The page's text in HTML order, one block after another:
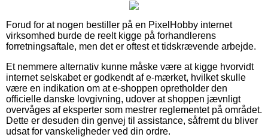
Forud for at nogen bestiller på en PixelHobby internet
virksomhed burde de reelt kigge på forhandlerens
forretningsaftale, men det er oftest et tidskrævende arbejde.
Et nemmere alternativ kunne måske være at kigge hvorvidt
internet selskabet er godkendt af e-mærket, hvilket skulle
være en indikation om at e-shoppen opretholder den
officielle danske lovgivning, udover at shoppen jævnligt
overvåges af eksperter som mestrer reglementet på området.
Dette er desuden din genvej til assistance, såfremt du bliver
udsat for vanskeligheder ved din ordre.